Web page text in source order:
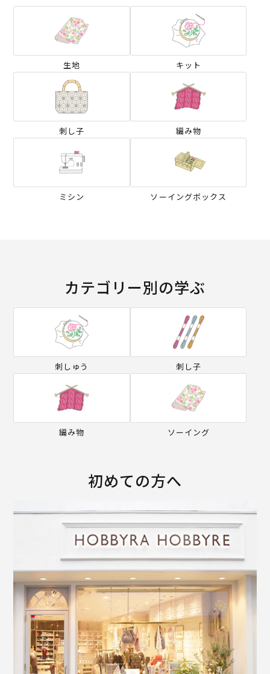
生地 キット
刺し子 編み物
ミシン ソーイングボックス
カテゴリー別の学ぶ
刺しゅう 刺し子
編み物 ソーイング
初めての方へ